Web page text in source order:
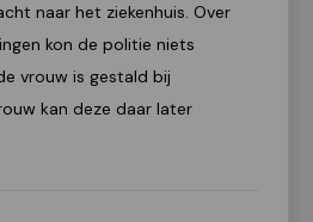
naar het ziekenhuis. Over
kon de politie niets
vrouw is gestald bij
kan deze daar later